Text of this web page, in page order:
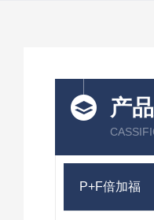
产
P+F倍加福